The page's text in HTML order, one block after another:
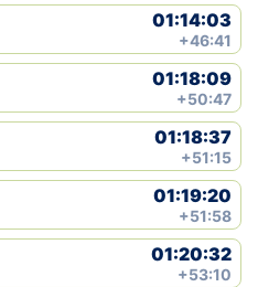
01:14:03
+46:41
01:18:09
+50:47
01:18:37
+51:15
01:19:20
+51:58
01:20:32
+53:10